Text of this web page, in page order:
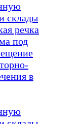
склады
речка
под
в